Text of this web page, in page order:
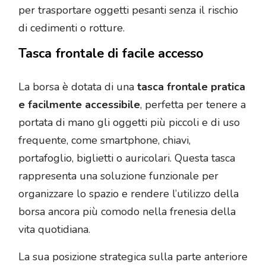
per trasportare oggetti pesanti senza il rischio
di cedimenti o rotture.
Tasca frontale di facile accesso
La borsa è dotata di una tasca frontale pratica
e facilmente accessibile, perfetta per tenere a
portata di mano gli oggetti più piccoli e di uso
frequente, come smartphone, chiavi,
portafoglio, biglietti o auricolari. Questa tasca
rappresenta una soluzione funzionale per
organizzare lo spazio e rendere l’utilizzo della
borsa ancora più comodo nella frenesia della
vita quotidiana.
La sua posizione strategica sulla parte anteriore